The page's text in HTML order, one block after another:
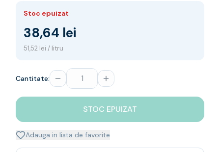
Germania
Noua Zeelanda
Spumante
Sampanie
Single malt
Japanese
Bourbon
Stoc epuizat
38,64 lei
51,52 lei / litru
Cantitate:
STOC EPUIZAT
Adauga in lista de favorite